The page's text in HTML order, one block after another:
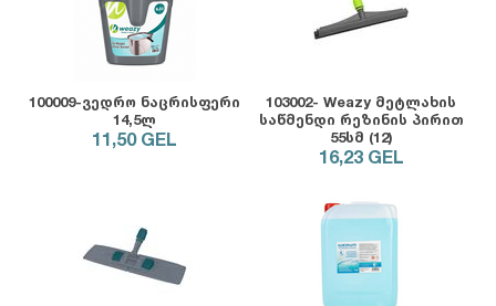
100009-ვედრო ნაცრისფერი
14,5ლ
11,50 GEL
103002- Weazy მეტლახის
საწმენდი რეზინის პირით
55სმ (12)
16,23 GEL